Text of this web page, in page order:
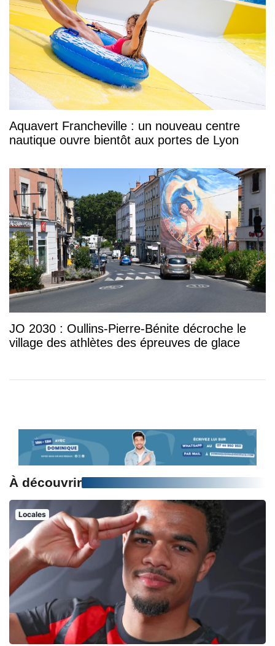
Aquavert Francheville : un nouveau centre
nautique ouvre bientôt aux portes de Lyon
JO 2030 : Oullins-Pierre-Bénite décroche le
village des athlètes des épreuves de glace
À découvrir
Locales